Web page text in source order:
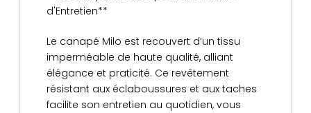
d'Entretien**
Le canapé Milo est recouvert d’un tissu
imperméable de haute qualité, alliant
élégance et praticité. Ce revêtement
résistant aux éclaboussures et aux taches
facilite son entretien au quotidien, vous